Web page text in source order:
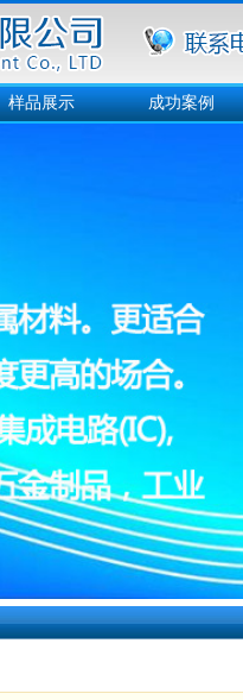
样品展示 成功案例